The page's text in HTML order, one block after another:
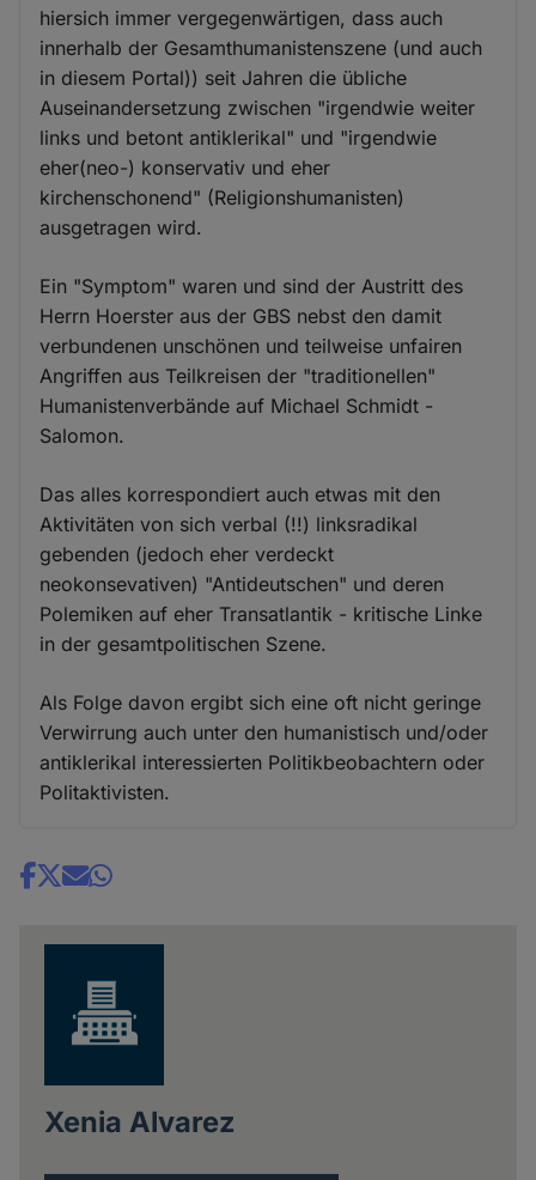
hiersich immer vergegenwärtigen, dass auch
innerhalb der Gesamthumanistenszene (und auch
in diesem Portal)) seit Jahren die übliche
Auseinandersetzung zwischen "irgendwie weiter
links und betont antiklerikal" und "irgendwie
eher(neo-) konservativ und eher
kirchenschonend" (Religionshumanisten)
ausgetragen wird.
Ein "Symptom" waren und sind der Austritt des
Herrn Hoerster aus der GBS nebst den damit
verbundenen unschönen und teilweise unfairen
Angriffen aus Teilkreisen der "traditionellen"
Humanistenverbände auf Michael Schmidt -
Salomon.
Das alles korrespondiert auch etwas mit den
Aktivitäten von sich verbal (!!) linksradikal
gebenden (jedoch eher verdeckt
neokonsevativen) "Antideutschen" und deren
Polemiken auf eher Transatlantik - kritische Linke
in der gesamtpolitischen Szene.
Als Folge davon ergibt sich eine oft nicht geringe
Verwirrung auch unter den humanistisch und/oder
antiklerikal interessierten Politikbeobachtern oder
Politaktivisten.
Share
Xenia Alvarez